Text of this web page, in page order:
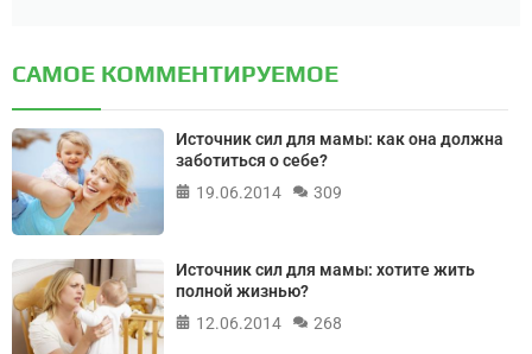
САМОЕ КОММЕНТИРУЕМОЕ
Источник сил для мамы: как она должна
заботиться о себе?
19.06.2014
309
Источник сил для мамы: хотите жить
полной жизнью?
12.06.2014
268